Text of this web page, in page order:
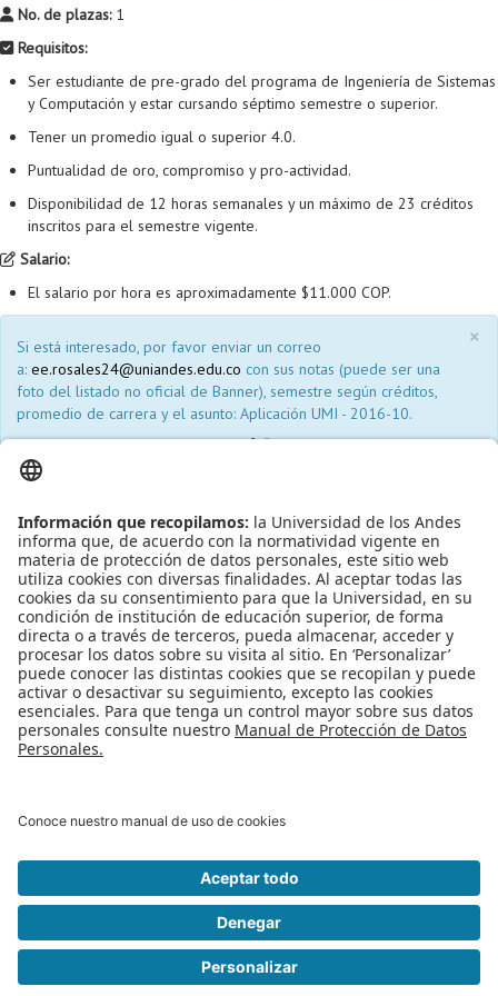
No. de plazas: 1
Requisitos:
Ser estudiante de pre-grado del programa de Ingeniería de Sistemas
y Computación y estar cursando séptimo semestre o superior.
Tener un promedio igual o superior 4.0.
Puntualidad de oro, compromiso y pro-actividad.
Disponibilidad de 12 horas semanales y un máximo de 23 créditos
inscritos para el semestre vigente.
Salario:
El salario por hora es aproximadamente $11.000 COP.
×
Si está interesado, por favor enviar un correo
a: ee.rosales24@uniandes.edu.co con sus notas (puede ser una
foto del listado no oficial de Banner), semestre según créditos,
promedio de carrera y el asunto: Aplicación UMI - 2016-10.
Leído6563Tiempo
Última modificación Miércoles, 03 Febrero 2016
Publicado en
Noticias
Etiquetado bajo
convocatoria ISIS Monitores
monitoria
estudiantes pregrado
Proyectos estudiantes
Más en esta categoría
Proyecto de grado
Reingreso
Reintegro
Retiro voluntario
Transferencia
Tarifas
Grado